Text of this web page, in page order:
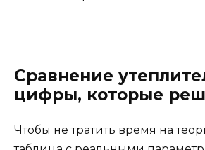
Сравнение
цифры, которые
Чтобы не тратить время на